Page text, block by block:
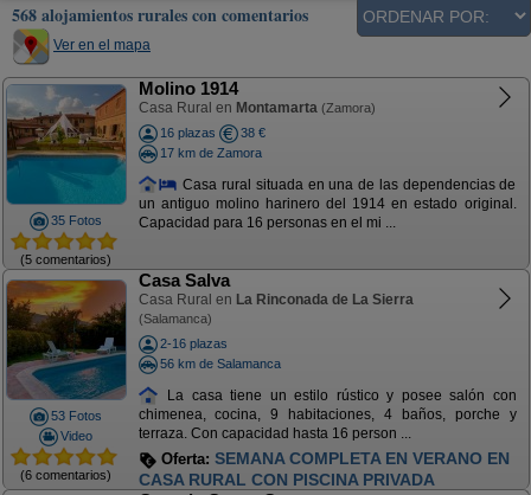
568 alojamientos rurales con comentarios
Ver en el mapa
35 Fotos
(5 comentarios)
Molino 1914
Casa Rural en Montamarta (Zamora)
16 plazas
38 €
17 km de Zamora
Casa rural situada en una de las dependencias de
un antiguo molino harinero del 1914 en estado original.
Capacidad para 16 personas en el mi ...
53 Fotos
Video
(6 comentarios)
Casa Salva
Casa Rural en La Rinconada de La Sierra
(Salamanca)
2-16 plazas
56 km de Salamanca
La casa tiene un estilo rústico y posee salón con
chimenea, cocina, 9 habitaciones, 4 baños, porche y
terraza. Con capacidad hasta 16 person ...
Oferta: SEMANA COMPLETA EN VERANO EN
CASA RURAL CON PISCINA PRIVADA